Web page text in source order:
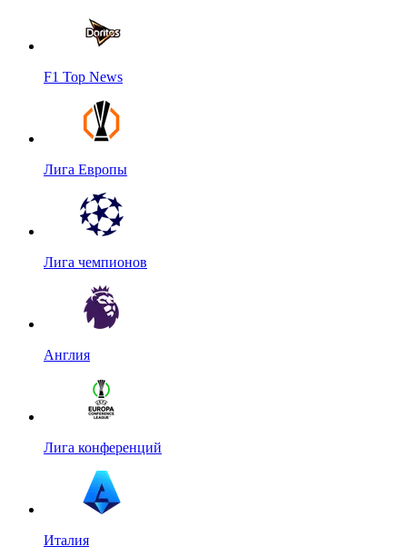
F1 Top News
Лига Европы
Лига чемпионов
Англия
Лига конференций
Италия